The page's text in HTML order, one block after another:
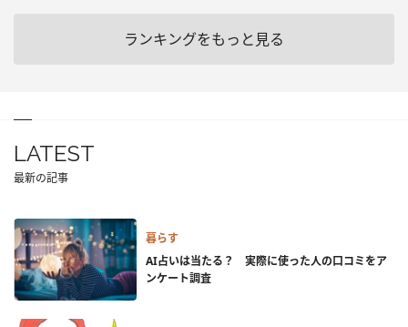
ランキングをもっと見る
LATEST
最新の記事
暮らす
AI占いは当たる？ 実際に使った人の口コミをア
ンケート調査